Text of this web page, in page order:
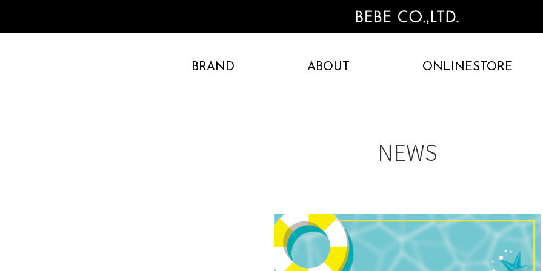
BRAND ABOUT ONLINESTORE
NEWS